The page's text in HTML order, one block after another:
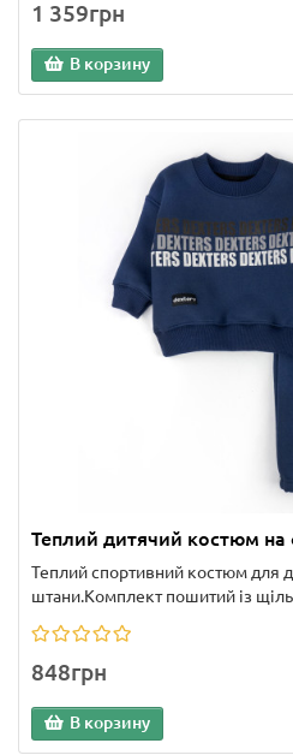
1 359грн
В корзину
Теплий дитячий костюм на
Теплий спортивний костюм для
штани.Комплект пошитий із
848грн
В корзину